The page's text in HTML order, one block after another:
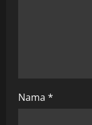
Nama *